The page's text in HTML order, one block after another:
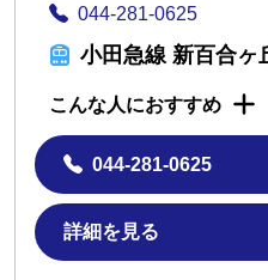
044-281-0625
小田急線 新百合ヶ
こんな人におすすめ
044-281-0625
詳細を見る